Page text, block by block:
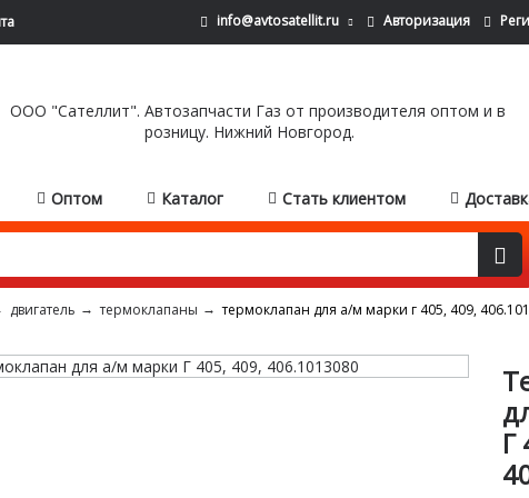
info@avtosatellit.ru Авторизация
Оптом
Каталог Стать клиентом
двигатель термоклапаны термоклапан для а/м марки г 405, 409,
Г